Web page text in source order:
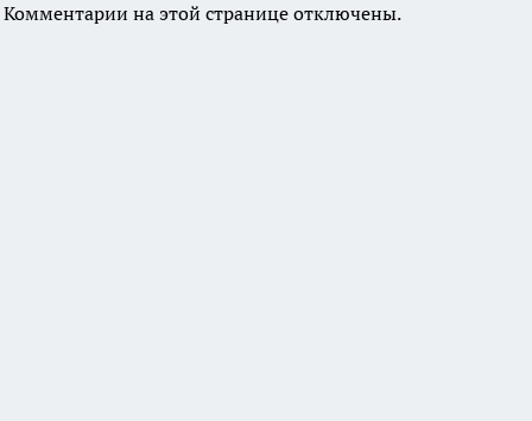
Комментарии на этой странице отключены.